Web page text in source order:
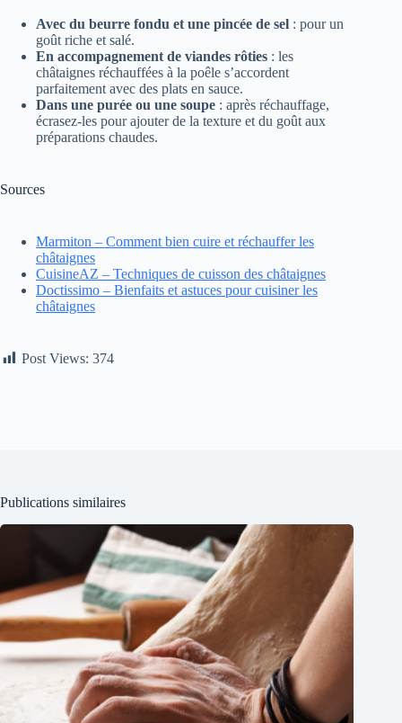
Avec du beurre fondu et une pincée de sel : pour un
goût riche et salé.
En accompagnement de viandes rôties : les
châtaignes réchauffées à la poêle s’accordent
parfaitement avec des plats en sauce.
Dans une purée ou une soupe : après réchauffage,
écrasez-les pour ajouter de la texture et du goût aux
préparations chaudes.
Sources
Marmiton – Comment bien cuire et réchauffer les
châtaignes
CuisineAZ – Techniques de cuisson des châtaignes
Doctissimo – Bienfaits et astuces pour cuisiner les
châtaignes
Post Views: 374
Publications similaires